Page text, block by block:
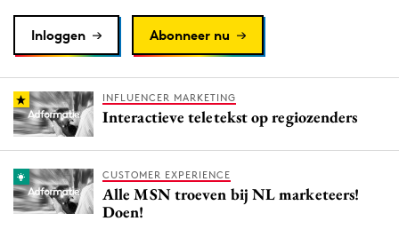
Reputatie & crisis
Inloggen Abonneer nu
INFLUENCER MARKETING
Interactieve teletekst op regiozenders
CUSTOMER EXPERIENCE
Alle MSN troeven bij NL marketeers!
Doen!